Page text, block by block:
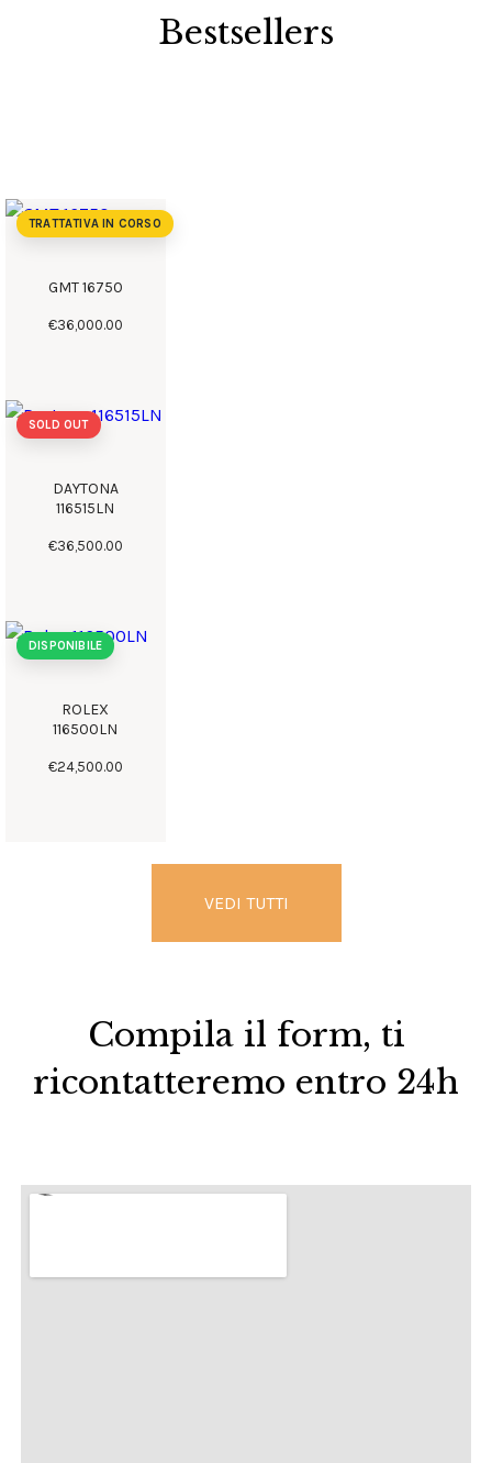
Bestsellers
TRATTATIVA IN CORSO
GMT 16750
€36,000.00
SOLD OUT
DAYTONA
116515LN
€36,500.00
DISPONIBILE
ROLEX
116500LN
€24,500.00
VEDI TUTTI
Compila il form, ti
ricontatteremo entro 24h